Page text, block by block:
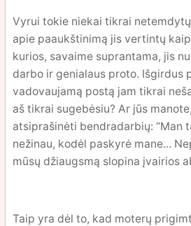
Vyrui tokie niekai tikrai
apie paaukštinimą jis vertintų
kurios, savaime suprantama, jis
darbo ir genialaus proto. Išgirdus
vadovaujamą postą jam tikrai
aš tikrai sugebėsiu? Ar jūs
atsiprašinėti bendradarbių: “Man
nežinau, kodėl paskyrė mane...
mūsų džiaugsmą slopina įvairios
Taip yra dėl to, kad moterų